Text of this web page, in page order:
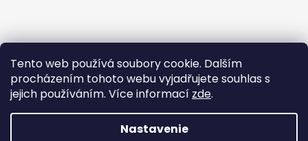
Tento web používá soubory cookie. Dalším
procházením tohoto webu vyjadřujete souhlas s
jejich používáním. Více informací zde.
Nastavenie
Prijímame online platby